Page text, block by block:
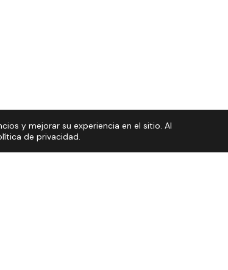
y mejorar su experiencia en el sitio. Al
de privacidad.